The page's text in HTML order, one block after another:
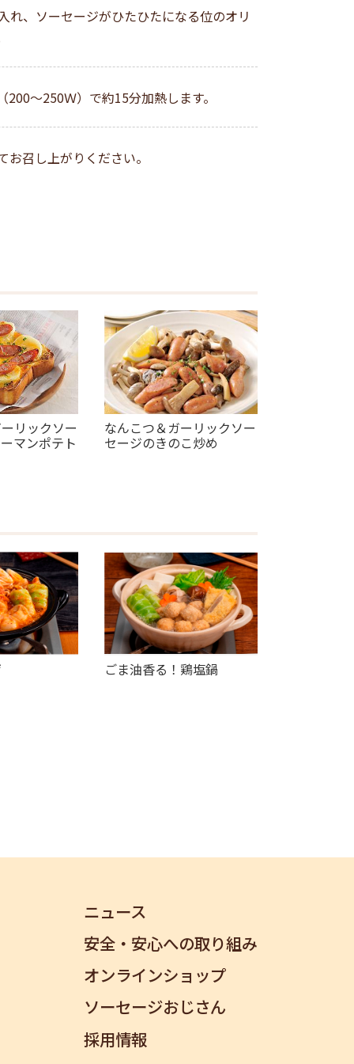
れ、ソーセージがひたひたになる位のオリ
200～250Ｗ）で約15分加熱します。
召し上がりください。
リックソー
マンポテト
なんこつ＆ガーリックソー
セージのきのこ炒め
ごま油香る！鶏塩鍋
ニュース
安全・安心への取り組み
オンラインショップ
ソーセージおじさん
採用情報